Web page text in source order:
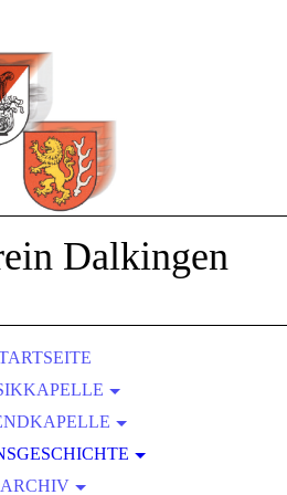
Dalkingen
FAHNEINS SENSAPOLIS
D3 LEHRGÄNGE
... 1954
ARCHIV